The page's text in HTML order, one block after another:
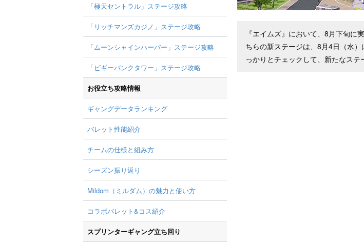
『エイムズ』において、8月下旬に
ちらの新ステージは、8月4日（水
っかりとチェックして、新たなステ
「極天セントラル」ステージ攻略
「リッチマンズカジノ」ステージ攻略
「ムーンシャインハーバー」ステージ攻略
「ピギーバンクタワー」ステージ攻略
お役立ち攻略情報
ギャングデータランキング
バレット性能紹介
チームの仕様と組み方
シーズン振り返り
Mildom（ミルダム）の魅力と使い方
コラボバレット&コス紹介
スプリンターギャング立ち回り